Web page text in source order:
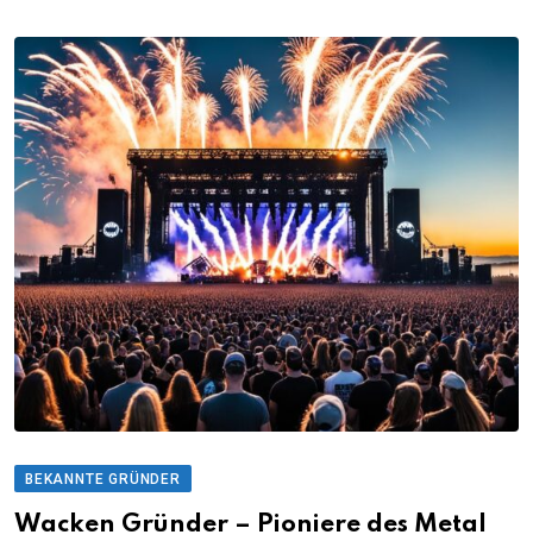
BEKANNTE GRÜNDER
Wacken Gründer – Pioniere des Metal